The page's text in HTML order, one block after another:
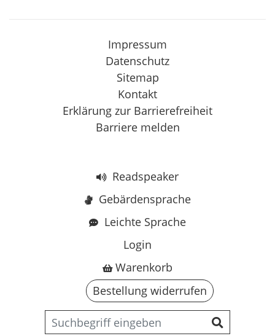
Impressum
Datenschutz
Sitemap
Kontakt
Erklärung zur Barrierefreiheit
Barriere melden
Readspeaker
Gebärdensprache
Leichte Sprache
Login
Warenkorb
Bestellung widerrufen